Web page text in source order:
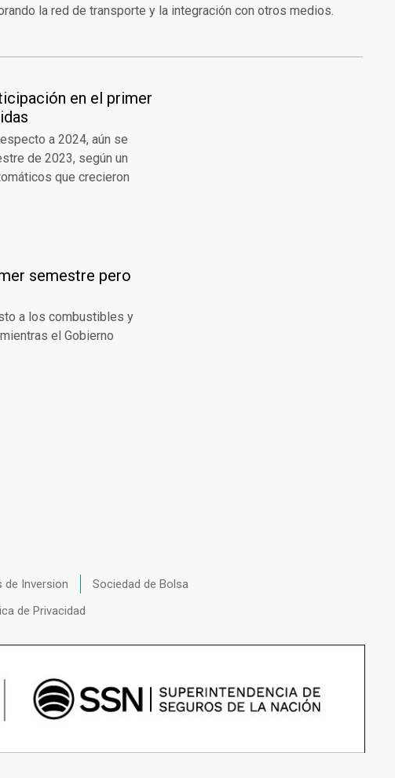
la red de transporte y la integración con otros medios.
en el primer
a 2024, aún se
de 2023, según un
que crecieron
semestre pero
a los combustibles y
el Gobierno
de Inversion
Sociedad de Bolsa
de Privacidad